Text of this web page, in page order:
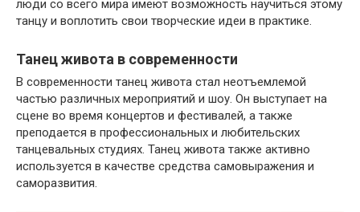
люди со всего мира имеют возможность научиться этому
танцу и воплотить свои творческие идеи в практике.
Танец живота в современности
В современности танец живота стал неотъемлемой
частью различных мероприятий и шоу. Он выступает на
сцене во время концертов и фестивалей, а также
преподается в профессиональных и любительских
танцевальных студиях. Танец живота также активно
используется в качестве средства самовыражения и
саморазвития.